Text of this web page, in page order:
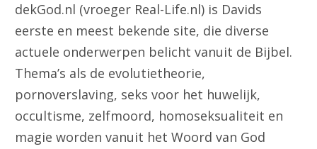
dekGod.nl (vroeger Real-Life.nl) is Davids
eerste en meest bekende site, die diverse
actuele onderwerpen belicht vanuit de Bijbel.
Thema’s als de evolutietheorie,
pornoverslaving, seks voor het huwelijk,
occultisme, zelfmoord, homoseksualiteit en
magie worden vanuit het Woord van God